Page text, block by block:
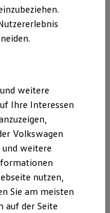
Trend
weitere
Ihre Interessen
Volkswagen
und weitere
nutzen,
Sie am meisten
auf der Seite